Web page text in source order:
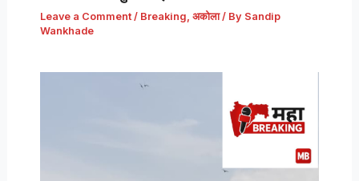
Leave a Comment / Breaking, अकोला/ By Sandip
Wankhade